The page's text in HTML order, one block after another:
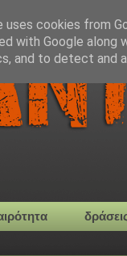
uses cookies from
with Google
and to detect and